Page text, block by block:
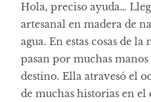
Hola, preciso ayuda…
artesanal en madera de
agua. En estas cosas de
pasan por muchas
destino. Ella atravesó el
de muchas historias en el